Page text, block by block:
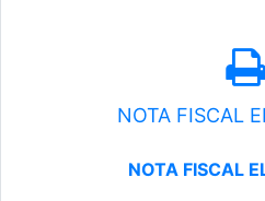
NOTA FISCAL
NOTA FISCAL